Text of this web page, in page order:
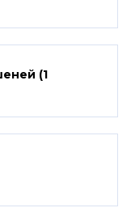
(1